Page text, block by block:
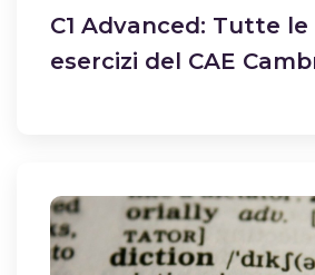
C1 Advanced: Tutte
esercizi del CAE